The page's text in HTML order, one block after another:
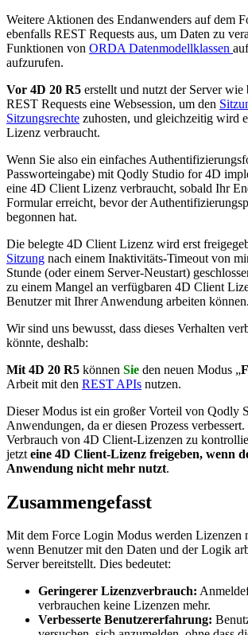
Weitere Aktionen des Endanwenders auf dem
ebenfalls REST Requests aus, um Daten zu
Funktionen von ORDA Datenmodellklassen
aufzurufen.
Vor 4D 20 R5 erstellt und nutzt der Server wie
REST Requests eine Websession, um den
Sitzungsrechte zuhosten, und gleichzeitig wird
Lizenz verbraucht.
Wenn Sie also ein einfaches
Passworteingabe) mit Qodly Studio for 4D
eine 4D Client Lizenz verbraucht, sobald Ihr
Formular erreicht, bevor der
begonnen hat.
Die belegte 4D Client Lizenz wird erst
Sitzung nach einem Inaktivitäts-Timeout von
Stunde (oder einem Server-Neustart)
zu einem Mangel an verfügbaren 4D Client
Benutzer mit Ihrer Anwendung arbeiten können.
Wir sind uns bewusst, dass dieses Verhalten
könnte, deshalb:
Mit 4D 20 R5 können Sie den neuen Modus „
Arbeit mit den REST APIs nutzen.
Dieser Modus ist ein großer Vorteil von Qodly
Anwendungen, da er diesen Prozess
Verbrauch von 4D Client-Lizenzen zu
jetzt eine 4D Client-Lizenz freigeben, wenn
Anwendung nicht mehr nutzt.
Zusammengefasst
Mit dem Force Login Modus werden Lizenzen
wenn Benutzer mit den Daten und der Logik
Server bereitstellt. Dies bedeutet:
Geringerer Lizenzverbrauch:
verbrauchen keine Lizenzen mehr.
Verbesserte Benutzererfahrung: